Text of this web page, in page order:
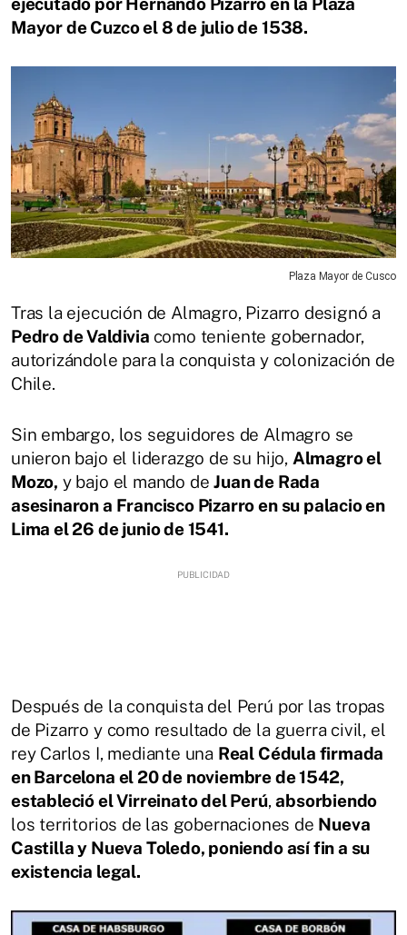
Mayor de Cuzco el 8 de julio de 1538.
Plaza Mayor de Cusco
Tras la ejecución de Almagro, Pizarro designó a
Pedro de Valdivia como teniente gobernador,
autorizándole para la conquista y colonización de
Chile.
Sin embargo, los seguidores de Almagro se
unieron bajo el liderazgo de su hijo, Almagro el
Mozo, y bajo el mando deJuan de Rada
asesinaron a Francisco Pizarro en su palacio en
Lima el 26 de junio de 1541.
Después de la conquista del Perú por las tropas
de Pizarro y como resultado de la guerra civil, el
rey Carlos I, mediante una Real Cédula firmada
en Barcelona el 20 de noviembre de 1542,
estableció el Virreinato del Perú,absorbiendo
los territorios de las gobernaciones de Nueva
Castilla y Nueva Toledo, poniendo así fin a su
existencia legal.